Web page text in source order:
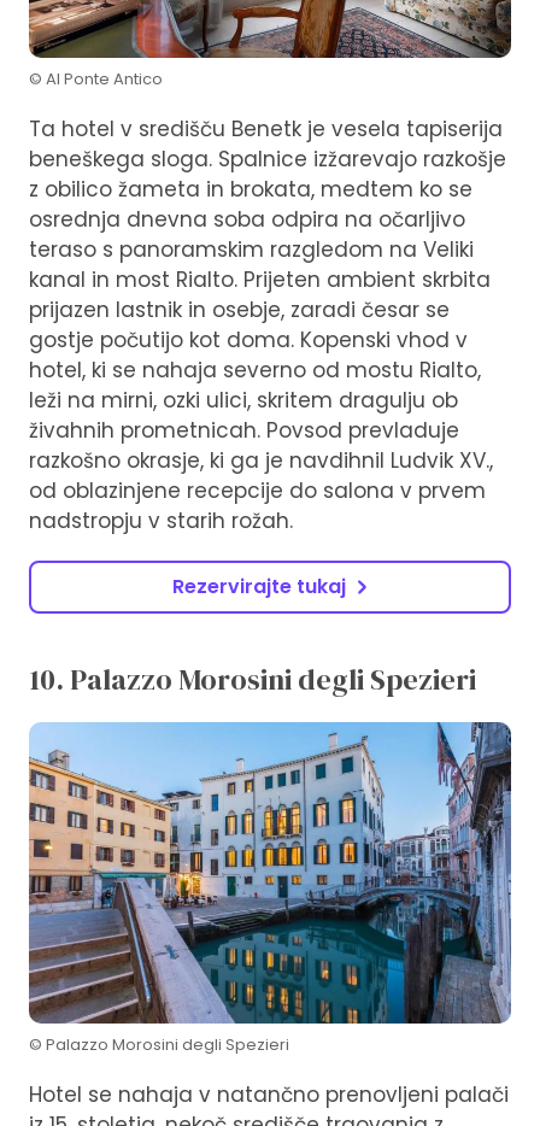
© Al Ponte Antico
Ta hotel v središču Benetk je vesela tapiserija
beneškega sloga. Spalnice izžarevajo razkošje
z obilico žameta in brokata, medtem ko se
osrednja dnevna soba odpira na očarljivo
teraso s panoramskim razgledom na Veliki
kanal in most Rialto. Prijeten ambient skrbita
prijazen lastnik in osebje, zaradi česar se
gostje počutijo kot doma. Kopenski vhod v
hotel, ki se nahaja severno od mostu Rialto,
leži na mirni, ozki ulici, skritem dragulju ob
živahnih prometnicah. Povsod prevladuje
razkošno okrasje, ki ga je navdihnil Ludvik XV.,
od oblazinjene recepcije do salona v prvem
nadstropju v starih rožah.
Rezervirajte tukaj
10. Palazzo Morosini degli Spezieri
© Palazzo Morosini degli Spezieri
Hotel se nahaja v natančno prenovljeni palači